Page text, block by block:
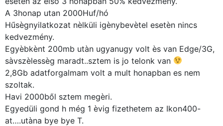
A 3honap utan 2000Huf/hó
Hűsègnyilatkozat nèlküli igènybevètel esetèn nincs
kedvezmény.
Egyèbkènt 200mb utàn ugyanugy volt ès van Edge/3G,
sàvszèlessèg maradt..sztem is jo telonk van
2,8Gb adatforgalmam volt a mult honapban es nem
szoltak.
Havi 2000ből sztem megèri.
Egyedüli gond h még 1 èvig fizethetem az Ikon400-
at….utàna bye bye T.